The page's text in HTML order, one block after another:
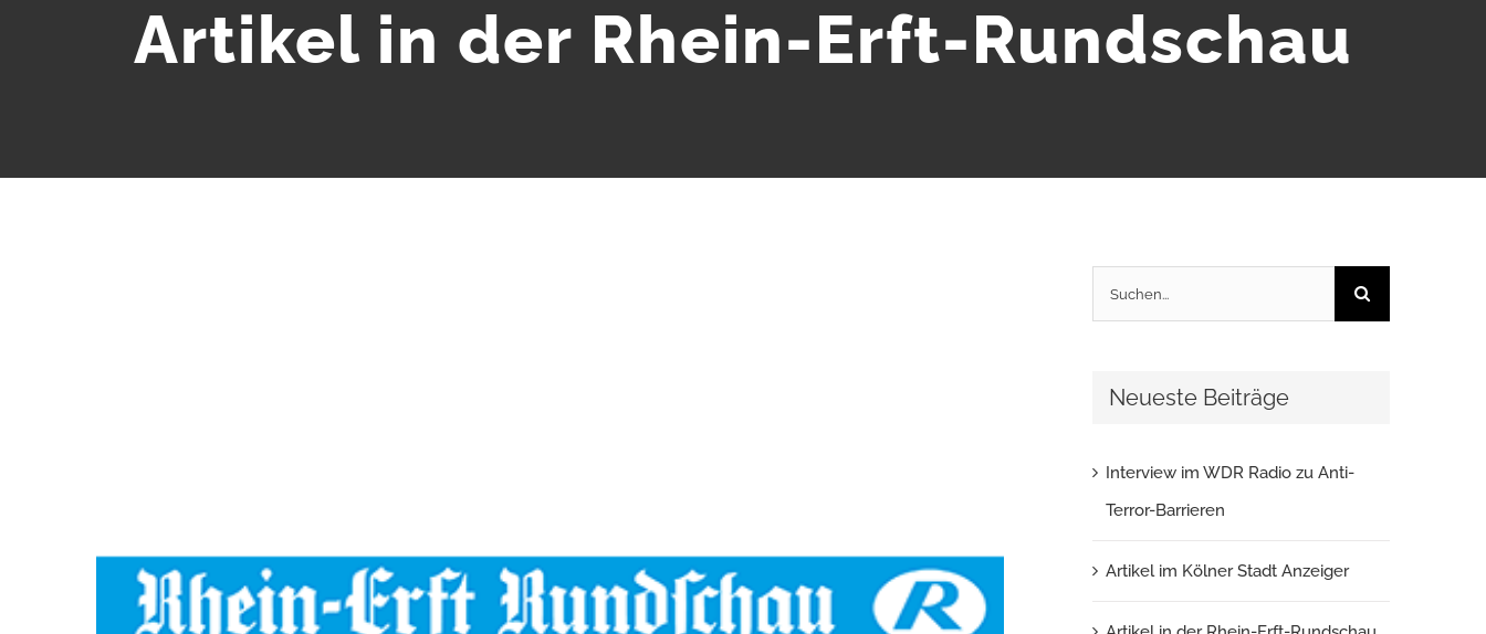
Artikel in der Rhein-Erft-Rundschau
Suche
nach:
Neueste Beiträge
Interview im WDR Radio zu Anti-
Terror-Barrieren
Artikel im Kölner Stadt Anzeiger